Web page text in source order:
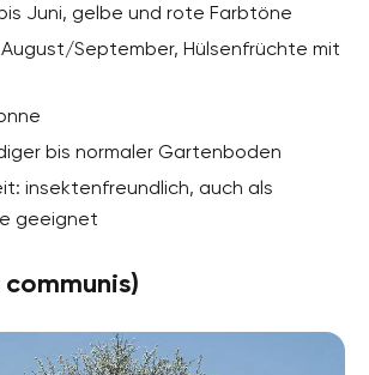
Juni, gelbe und rote Farbtöne
September, Hülsenfrüchte mit
bis normaler Gartenboden
insektenfreundlich, auch als
geeignet
communis)